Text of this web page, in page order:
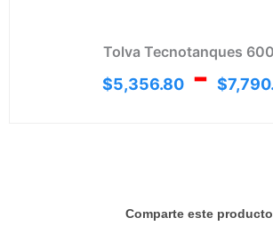
Tolva Tecnotanques
$5,356.80 - $
Comparte este producto